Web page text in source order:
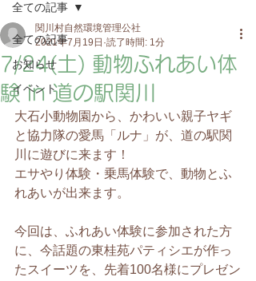
全ての記事
お知らせ
イベント
全ての記事
7/24(土) 動物ふれあい体
験 in 道の駅関川
関川村自然環境管理公社
2021年7月19日 読了時間: 1分
大石小動物園から、かわいい親子ヤギ
と協力隊の愛馬「ルナ」が、道の駅関
川に遊びに来ます！
エサやり体験・乗馬体験で、動物とふ
れあいが出来ます。
今回は、ふれあい体験に参加された方
に、今話題の東桂苑パティシエが作っ
たスイーツを、先着100名様にプレゼン